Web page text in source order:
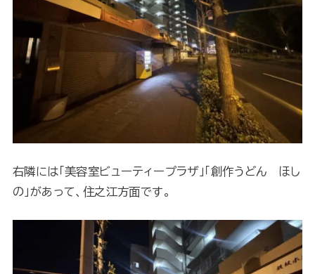
右隣には「美容室ビューティープラザ」「創作うどん ほし
の」があって、住之江方面です。